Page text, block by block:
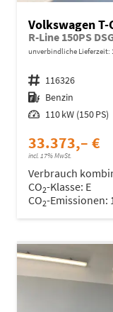
Volkswagen T-
unverbindliche Lieferzeit:
Fahrzeugnr. 116326
Kraftstoff Benzin
Leistung 110 kW (150 PS)
33.373,– €
incl. 17% MwSt.
Verbrauch
CO2-Klasse: E
CO2-Emissionen: